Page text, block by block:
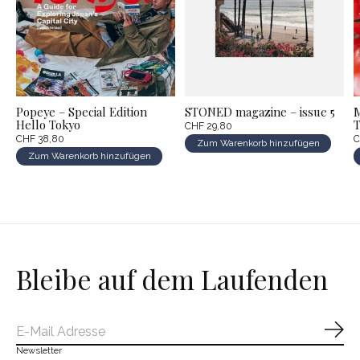
Popeye – Special Edition
Hello Tokyo
CHF 38,80
Zum Warenkorb hinzufügen
STONED magazine – issue 5
CHF 29,80
Zum Warenkorb hinzufügen
Bleibe auf dem Laufenden
Newsletter